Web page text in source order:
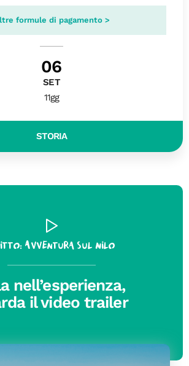
formule di pagamento >
06
SET
11gg
STORIA
Avventura sul Nilo
nell’esperienza,
il video trailer